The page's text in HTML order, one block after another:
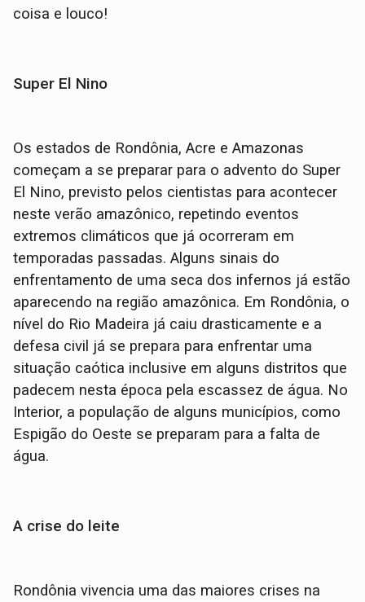
coisa e louco!
Super El Nino
Os estados de Rondônia, Acre e Amazonas
começam a se preparar para o advento do Super
El Nino, previsto pelos cientistas para acontecer
neste verão amazônico, repetindo eventos
extremos climáticos que já ocorreram em
temporadas passadas. Alguns sinais do
enfrentamento de uma seca dos infernos já estão
aparecendo na região amazônica. Em Rondônia, o
nível do Rio Madeira já caiu drasticamente e a
defesa civil já se prepara para enfrentar uma
situação caótica inclusive em alguns distritos que
padecem nesta época pela escassez de água. No
Interior, a população de alguns municípios, como
Espigão do Oeste se preparam para a falta de
água.
A crise do leite
Rondônia vivencia uma das maiores crises na